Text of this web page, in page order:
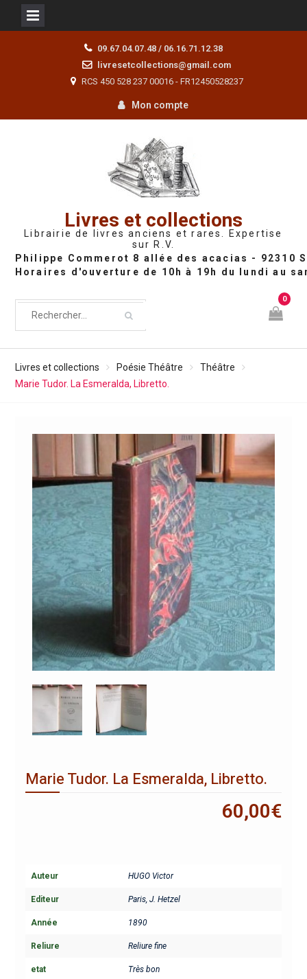
09.67.04.07.48 / 06.16.71.12.38
livresetcollections@gmail.com
RCS 450 528 237 00016 - FR12450528237
Mon compte
Livres et collections
Librairie de livres anciens et rares. Expertise
sur R.V.
0
Livres et collections Poésie Théâtre
Théâtre
Marie Tudor. La Esmeralda, Libretto.
Marie Tudor. La Esmeralda, Libretto.
60,00€
Auteur HUGO Victor
Editeur Paris, J. Hetzel
Année 1890
Reliure Reliure fine
etat Très bon